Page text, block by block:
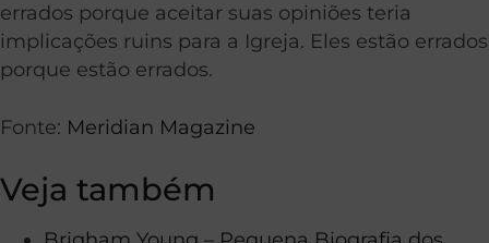
errados porque aceitar suas opiniões teria
implicações ruins para a Igreja. Eles estão errados
porque estão errados.
Fonte: Meridian Magazine
Veja também